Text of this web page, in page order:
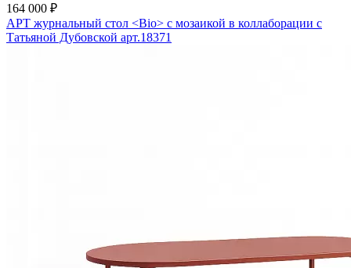
164 000 ₽
АРТ журнальный стол <Bio> с мозаикой в коллаборации с
Татьяной Дубовской арт.18371